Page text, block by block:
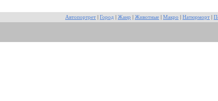
Автопортрет Город Жанр Животные Макро Натюрморт